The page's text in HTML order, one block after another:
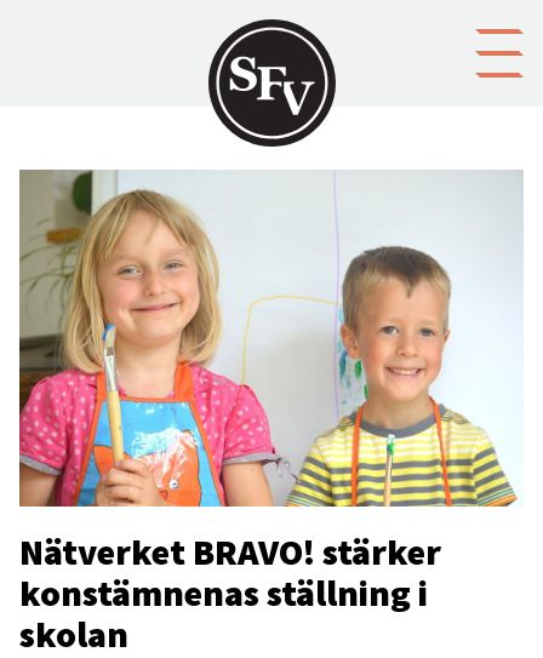
Nätverket BRAVO! stärker
konstämnenas ställning i
skolan